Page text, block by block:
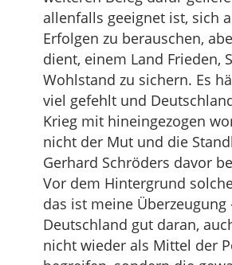
allenfalls geeignet ist, sich
Erfolgen zu berauschen,
dient, einem Land Frieden,
Wohlstand zu sichern. Es
viel gefehlt und
Krieg mit hineingezogen
nicht der Mut und die
Gerhard Schröders davor
Vor dem Hintergrund
das ist meine Überzeugung
Deutschland gut daran,
nicht wieder als Mittel der